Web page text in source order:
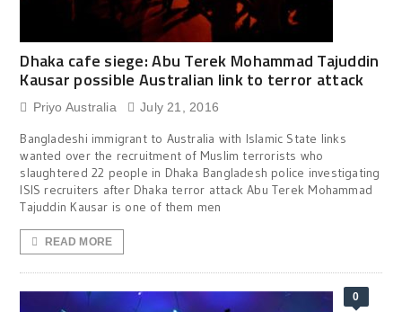
Dhaka cafe siege: Abu Terek Mohammad Tajuddin
Kausar possible Australian link to terror attack
Priyo Australia July 21, 2016
Bangladeshi immigrant to Australia with Islamic State links
wanted over the recruitment of Muslim terrorists who
slaughtered 22 people in Dhaka Bangladesh police investigating
ISIS recruiters after Dhaka terror attack Abu Terek Mohammad
Tajuddin Kausar is one of them men
READ MORE
0